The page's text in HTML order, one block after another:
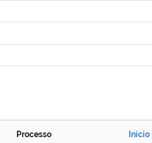
Processo Início